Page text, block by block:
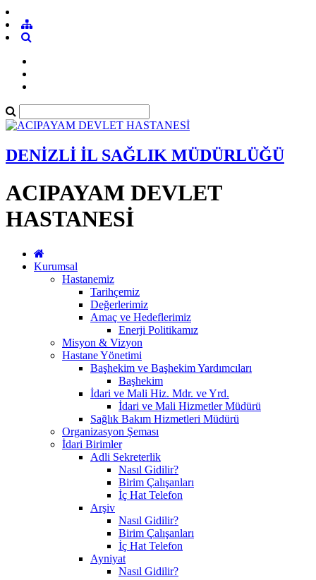
DENİZLİ İL SAĞLIK MÜDÜRLÜĞÜ
ACIPAYAM DEVLET
HASTANESİ
Kurumsal
Hastanemiz
Tarihçemiz
Değerlerimiz
Amaç ve Hedeflerimiz
Enerji Politikamız
Misyon & Vizyon
Hastane Yönetimi
Başhekim ve Başhekim Yardımcıları
Başhekim
İdari ve Mali Hiz. Mdr. ve Yrd.
İdari ve Mali Hizmetler Müdürü
Sağlık Bakım Hizmetleri Müdürü
Organizasyon Şeması
İdari Birimler
Adli Sekreterlik
Nasıl Gidilir?
Birim Çalışanları
İç Hat Telefon
Arşiv
Nasıl Gidilir?
Birim Çalışanları
İç Hat Telefon
Ayniyat
Nasıl Gidilir?